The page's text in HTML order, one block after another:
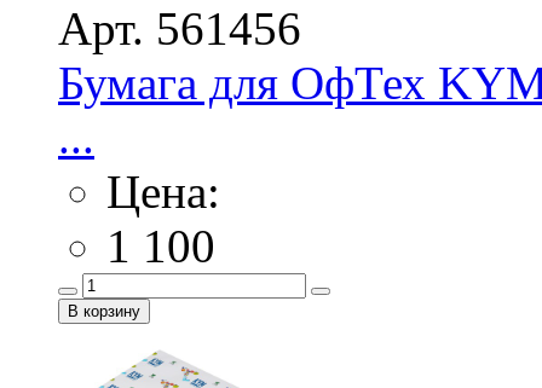
Арт. 561456
Бумага для ОфТех
...
Цена:
1 100